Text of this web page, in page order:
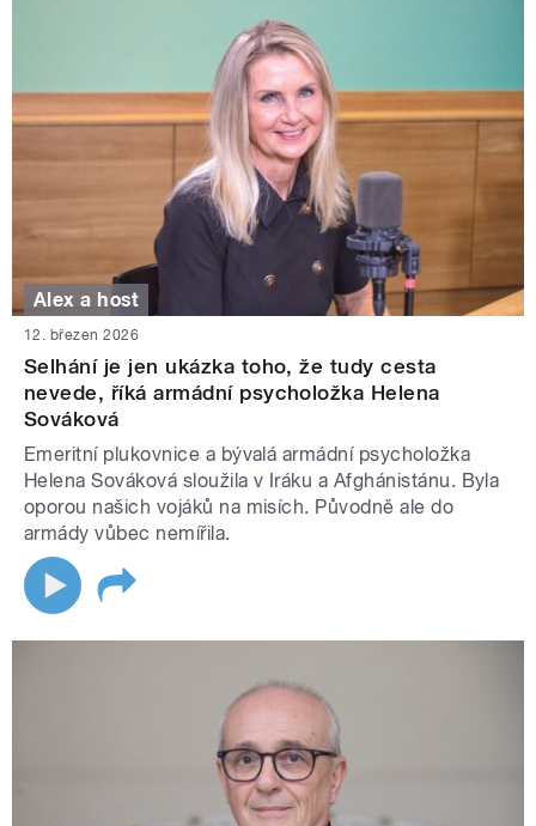
Alex a host
12. březen 2026
Selhání je jen ukázka toho, že tudy cesta
nevede, říká armádní psycholožka Helena
Sováková
Emeritní plukovnice a bývalá armádní psycholožka
Helena Sováková sloužila v Iráku a Afghánistánu. Byla
oporou našich vojáků na misích. Původně ale do
armády vůbec nemířila.